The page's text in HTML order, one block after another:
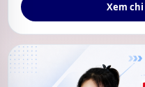
Xem